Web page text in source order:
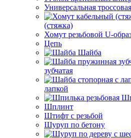
Универсальная
(стяжка)
Хомут резьбовой U-
Цепь
Шайба
зубчатая
лапкой
Шплинт
Штифт с резьбой
Шуруп по бетону